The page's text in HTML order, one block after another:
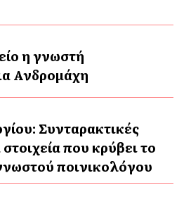
η γνωστή
Ανδρομάχη
Συνταρακτικές
στοιχεία που κρύβει το
ποινικολόγου